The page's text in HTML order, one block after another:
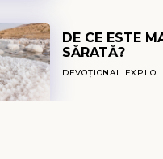
DE CE ESTE
SĂRATĂ?
DEVOȚIONAL EXPLO